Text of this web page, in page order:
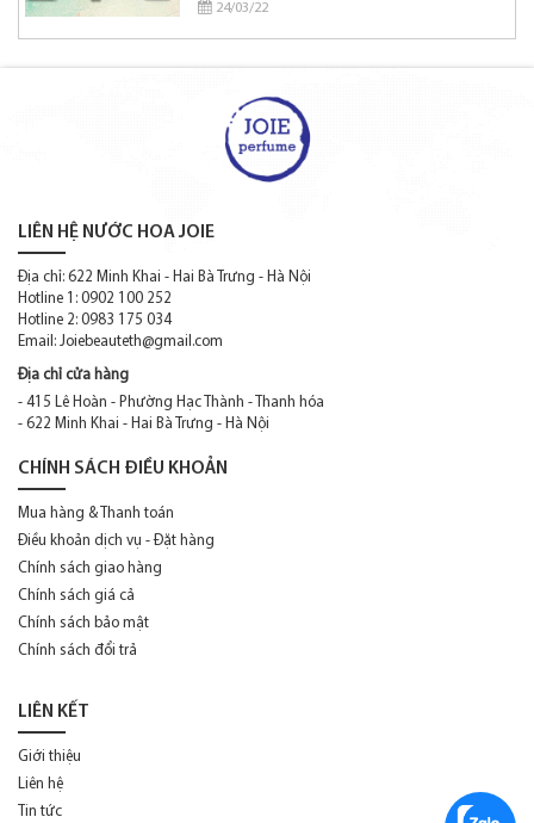
Elizabeth Taylor
Frederic Malle
Ghala Zayed
Giorgio Armani
Gucci
Guess
Hermes
Hugo Boss
Iseey Miyake
Issey Miyake
Jaguar
Jean Paul Gaultier
Jimmy Choo
24/03/22
LIÊN HỆ NƯỚC HOA JOIE
Địa chỉ: 622 Minh Khai - Hai Bà Trưng - Hà Nội
Hotline 1: 0902 100 252
Hotline 2: 0983 175 034
Email: Joiebeauteth@gmail.com
Địa chỉ cửa hàng
- 415 Lê Hoàn - Phường Hạc Thành - Thanh hóa
- 622 Minh Khai - Hai Bà Trưng - Hà Nội
CHÍNH SÁCH ĐIỀU KHOẢN
Mua hàng & Thanh toán
Điều khoản dịch vụ - Đặt hàng
Chính sách giao hàng
Chính sách giá cả
Chính sách bảo mật
Chính sách đổi trả
LIÊN KẾT
Giới thiệu
Liên hệ
Tin tức